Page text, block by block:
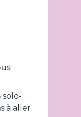
solo-
à aller